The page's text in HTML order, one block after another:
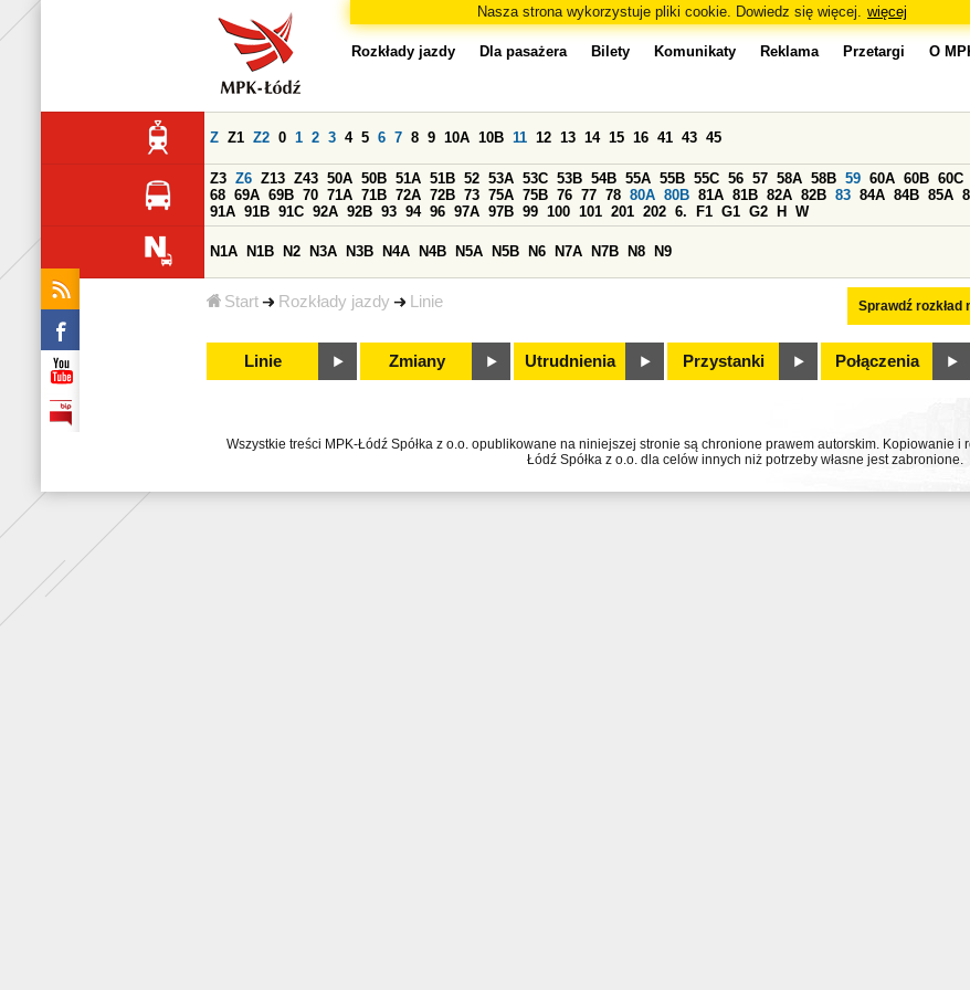
Nasza strona wykorzystuje pliki cookie. Dowiedz się więcej. więcej
Start Rozkłady jazdy Linie
Rozkłady jazdy Dla pasażera Bilety Komunikaty Reklama Przetargi O
Sprawdź rozkład
Z Z1 Z2 0 1 2 3 4 5 6 7 8 9 10A 10B 11 12 13 14 15 16 41 43 45
Z3 Z6 Z13 Z43 50A 50B 51A 51B 52 53A 53C 53B 54B 55A 55B 55C 56 57 58A 58B 59 60A 60B 60C
68 69A 69B 70 71A 71B 72A 72B 73 75A 75B 76 77 78 80A 80B 81A 81B 82A 82B 83 84A 84B 85A
91A 91B 91C 92A 92B 93 94 96 97A 97B 99 100 101 201 202 6. F1 G1 G2 H W
N1A N1B N2 N3A N3B N4A N4B N5A N5B N6 N7A N7B N8 N9
Linie Zmiany Utrudnienia Przystanki Połączenia
Wszystkie treści MPK-Łódź Spółka z o.o. opublikowane na niniejszej stronie są chronione prawem autorskim. Kopiowanie
Łódź Spółka z o.o. dla celów innych niż potrzeby własne jest zabronione.